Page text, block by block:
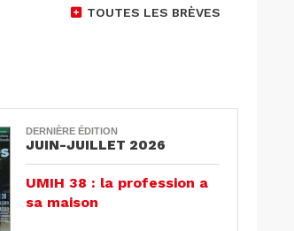
TOUTES LES BRÈVES
DERNIÈRE ÉDITION
JUIN-JUILLET 2026
UMIH 38 : la profession a
sa maison